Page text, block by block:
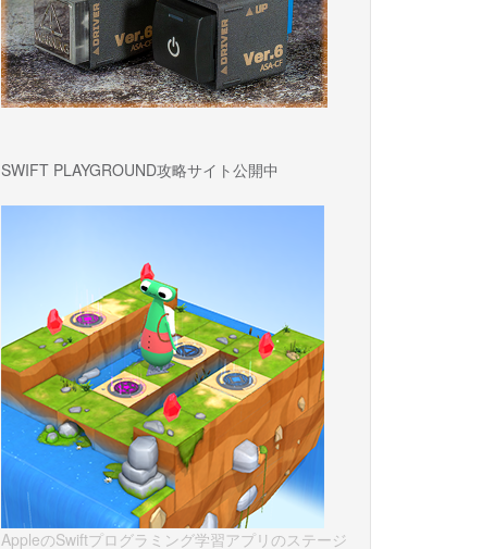
SWIFT PLAYGROUND攻略サイト公開中
AppleのSwiftプログラミング学習アプリのステージ